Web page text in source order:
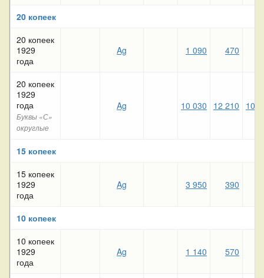
20 копеек
20 копеек
1929
года
Ag 1 090 470
20 копеек
1929
года
Буквы «С»
округлые
Ag 10 030 12 210 10
15 копеек
15 копеек
1929
года
Ag 3 950 390
10 копеек
10 копеек
1929
года
Ag 1 140 570